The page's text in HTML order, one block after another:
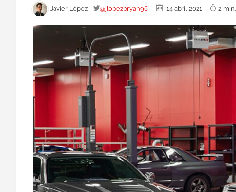
Javier López @jlopezbryan96 14 abril 2021 2 min.